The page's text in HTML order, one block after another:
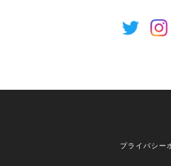
欲しかったものが買えて嬉しい
の商品のお手伝いができ
プライバシー